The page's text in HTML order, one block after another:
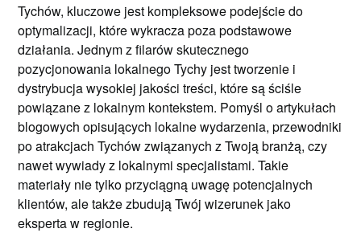
Tychów, kluczowe jest kompleksowe podejście do
optymalizacji, które wykracza poza podstawowe
działania. Jednym z filarów skutecznego
pozycjonowania lokalnego Tychy jest tworzenie i
dystrybucja wysokiej jakości treści, które są ściśle
powiązane z lokalnym kontekstem. Pomyśl o artykułach
blogowych opisujących lokalne wydarzenia, przewodniki
po atrakcjach Tychów związanych z Twoją branżą, czy
nawet wywiady z lokalnymi specjalistami. Takie
materiały nie tylko przyciągną uwagę potencjalnych
klientów, ale także zbudują Twój wizerunek jako
eksperta w regionie.